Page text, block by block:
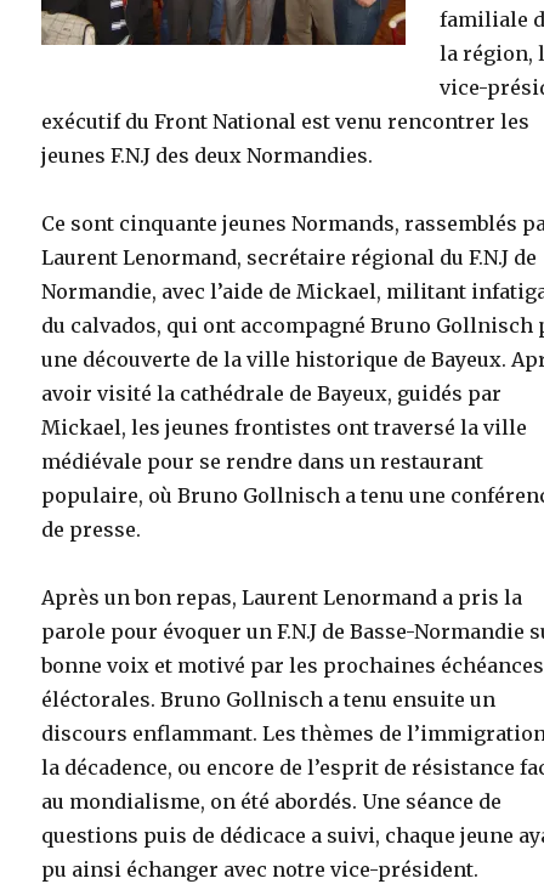
familiale
la région,
vice-
exécutif du Front National est venu rencontrer les
jeunes F.N.J des deux Normandies.
Ce sont cinquante jeunes Normands, rassemblés
Laurent Lenormand, secrétaire régional du F.N.J de
Normandie, avec l’aide de Mickael, militant
du calvados, qui ont accompagné Bruno Gollnisch
une découverte de la ville historique de Bayeux.
avoir visité la cathédrale de Bayeux, guidés par
Mickael, les jeunes frontistes ont traversé la ville
médiévale pour se rendre dans un restaurant
populaire, où Bruno Gollnisch a tenu une
de presse.
Après un bon repas, Laurent Lenormand a pris la
parole pour évoquer un F.N.J de Basse-Normandie
bonne voix et motivé par les prochaines échéances
éléctorales. Bruno Gollnisch a tenu ensuite un
discours enflammant. Les thèmes de
la décadence, ou encore de l’esprit de résistance
au mondialisme, on été abordés. Une séance de
questions puis de dédicace a suivi, chaque jeune
pu ainsi échanger avec notre vice-président.